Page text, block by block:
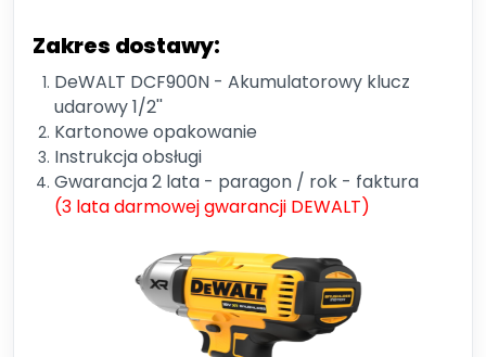
Zakres dostawy:
DeWALT DCF900N - Akumulatorowy klucz
udarowy 1/2''
Kartonowe opakowanie
Instrukcja obsługi
Gwarancja 2 lata - paragon / rok - faktura
(3 lata darmowej gwarancji DEWALT)